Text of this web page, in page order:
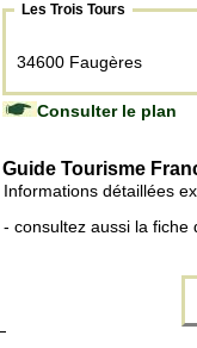
Les Trois Tours
34600 Faugères
Consulter le plan
Guide Tourisme
Informations détaillées
- consultez aussi la fiche